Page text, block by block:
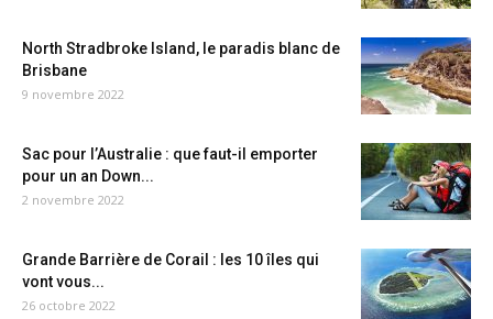
North Stradbroke Island, le paradis blanc de
Brisbane
9 novembre 2022
Sac pour l’Australie : que faut-il emporter
pour un an Down...
2 novembre 2022
Grande Barrière de Corail : les 10 îles qui
vont vous...
26 octobre 2022